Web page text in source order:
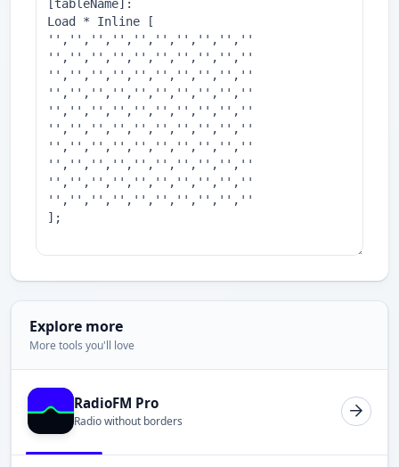
Explore more
More tools you'll love
RadioFM Pro
Radio without borders